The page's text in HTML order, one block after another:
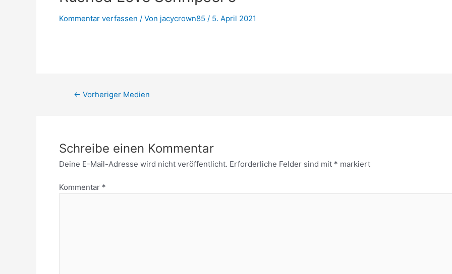
Kommentar verfassen / Von jacycrown85 / 5. April 2021
← Vorheriger Medien
Schreibe einen Kommentar
Deine E-Mail-Adresse wird nicht veröffentlicht. Erforderliche Felder sind mit * markiert
Kommentar *